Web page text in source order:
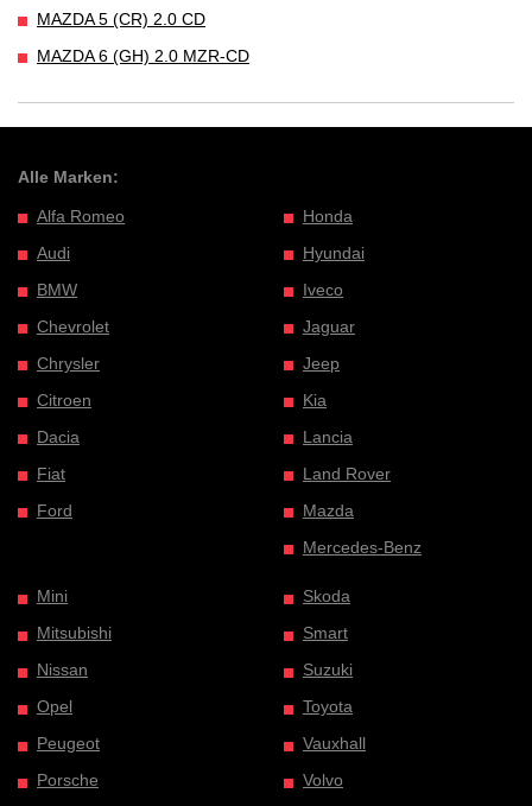
MAZDA 5 (CR) 2.0 CD
MAZDA 6 (GH) 2.0 MZR-CD
Alle Marken:
Alfa Romeo
Audi
BMW
Chevrolet
Chrysler
Citroen
Dacia
Fiat
Ford
Honda
Hyundai
Iveco
Jaguar
Jeep
Kia
Lancia
Land Rover
Mazda
Mercedes-Benz
Mini
Mitsubishi
Nissan
Opel
Peugeot
Porsche
Skoda
Smart
Suzuki
Toyota
Vauxhall
Volvo